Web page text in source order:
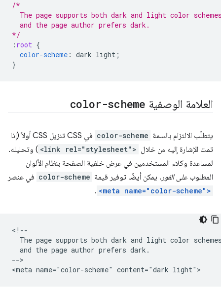
/*
The page supports both dark and light color
  and the page author prefers dark.
*/
: root {
color-scheme : dark light ;
}
العلامة الوصفية color-scheme
يتطلّب الالتزام بالسمة color-scheme
في CSS تنزيل CSS أولاً (إذا
تمت الإشارة إليه من خلال <link rel="stylesheet"> ) وتحليله.
لمساعدة وكلاء المستخدمين في عرض خلفية الصفحة بنظام الألوان
المطلوب على الفور ، يمكن أيضًا توفير قيمة color-scheme في عنصر
<meta name="color-scheme">
.
<!--
The page supports both dark and light color
  and the page author prefers dark.
-->